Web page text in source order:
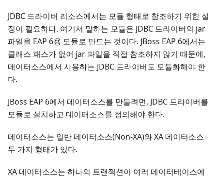
JDBC 드라이버 리소스에서는 모듈 형태로 참조하기 위한 설
정이 필요하다. 여기서 말하는 모듈은 JDBC 드라이버의 jar
파일을 EAP 6용 모듈로 만드는 것이다. JBoss EAP 6에서는
클래스 패스가 없어 jar 파일을 직접 참조하지 않기 때문에,
데이터소스에서 사용하는 JDBC 드라이버도 모듈화해야 한
다.
JBoss EAP 6에서 데이터소스를 만들려면, JDBC 드라이버를
모듈로 설치하고 데이터소스를 정의해야 한다.
데이터소스는 일반 데이터소스(Non-XA)와 XA 데이터소스
두 가지 형태가 있다.
XA 데이터소스는 하나의 트랜잭션이 여러 데이터베이스에